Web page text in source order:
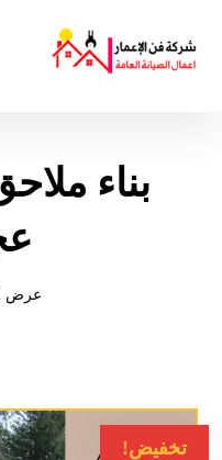
بناء
عرض
تخفيض!